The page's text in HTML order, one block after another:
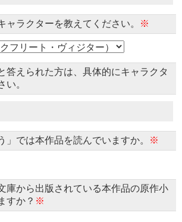
ャラクターを教えてください。 ※
答えられた方は、具体的にキャラクタ
い。
」では本作品を読んでいますか。 ※
庫から出版されている本作品の原作小
すか？ ※